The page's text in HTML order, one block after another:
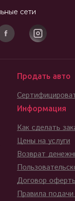
сети
Продать авто
Информация
Как сделать
Цены на услуги
Возврат
Договор
Правила